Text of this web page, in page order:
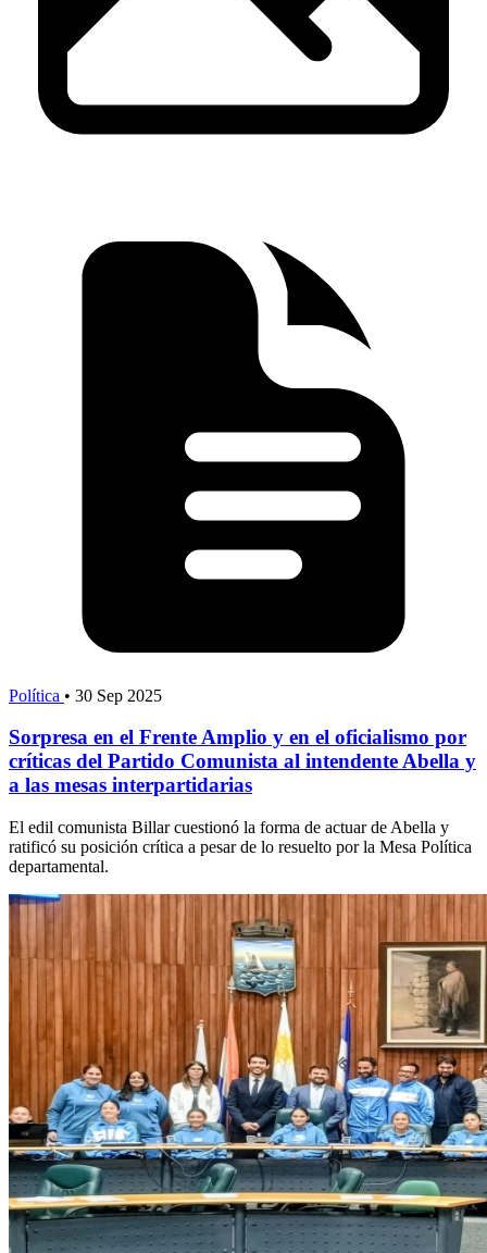
Política • 30 Sep 2025
Sorpresa en el Frente Amplio y en el oficialismo por
críticas del Partido Comunista al intendente Abella y
a las mesas interpartidarias
El edil comunista Billar cuestionó la forma de actuar de Abella y
ratificó su posición crítica a pesar de lo resuelto por la Mesa Política
departamental.